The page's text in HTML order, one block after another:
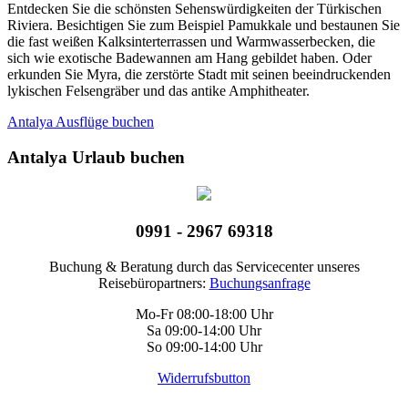
Entdecken Sie die schönsten Sehenswürdigkeiten der Türkischen
Riviera. Besichtigen Sie zum Beispiel Pamukkale und bestaunen Sie
die fast weißen Kalksinterterrassen und Warmwasserbecken, die
sich wie exotische Badewannen am Hang gebildet haben. Oder
erkunden Sie Myra, die zerstörte Stadt mit seinen beeindruckenden
lykischen Felsengräber und das antike Amphitheater.
Antalya Ausflüge buchen
Antalya Urlaub buchen
0991 - 2967 69318
Buchung & Beratung durch das Servicecenter unseres
Reisebüropartners: Buchungsanfrage
Mo-Fr 08:00-18:00 Uhr
Sa 09:00-14:00 Uhr
So 09:00-14:00 Uhr
Widerrufsbutton